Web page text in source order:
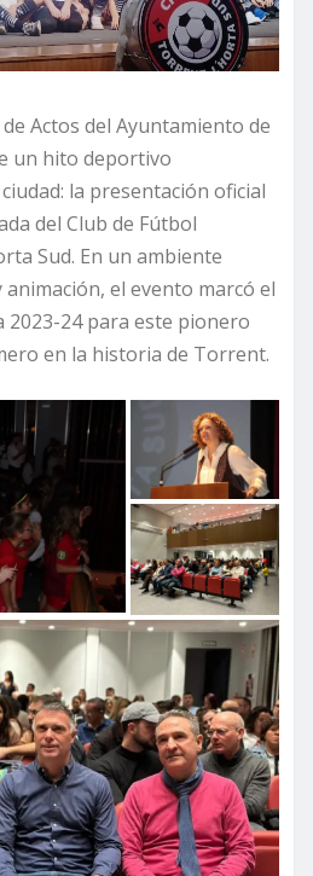
Actos del Ayuntamiento de
un hito deportivo
la presentación oficial
del Club de Fútbol
Sud. En un ambiente
el evento marcó el
2023-24 para este pionero
en la historia de Torrent.